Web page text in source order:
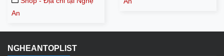
An
NGHEANTOPLIST